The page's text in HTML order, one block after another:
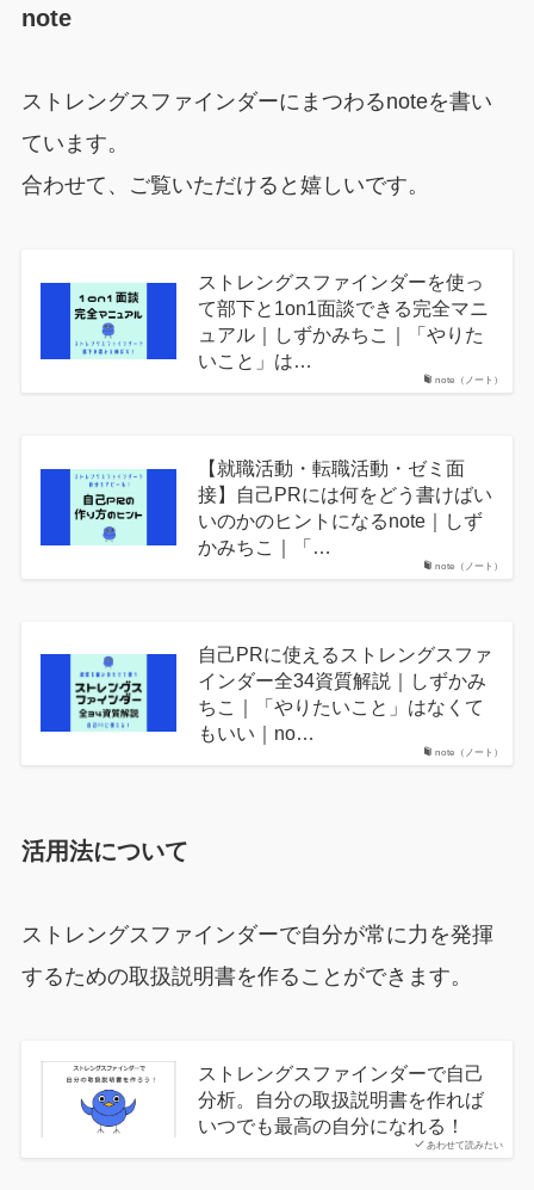
note
ストレングスファインダーにまつわるnoteを書い
ています。
合わせて、ご覧いただけると嬉しいです。
note（ノート）
ストレングスファインダーを使っ
て部下と1on1面談できる完全マニ
ュアル｜しずかみちこ｜「やりた
いこと」は…
note（ノート）
【就職活動・転職活動・ゼミ面
接】自己PRには何をどう書けばい
いのかのヒントになるnote｜しず
かみちこ｜「…
note（ノート）
自己PRに使えるストレングスファ
インダー全34資質解説｜しずかみ
ちこ｜「やりたいこと」はなくて
もいい｜no…
活用法について
ストレングスファインダーで自分が常に力を発揮
するための取扱説明書を作ることができます。
あわせて読みたい
ストレングスファインダーで自己
分析。自分の取扱説明書を作れば
いつでも最高の自分になれる！